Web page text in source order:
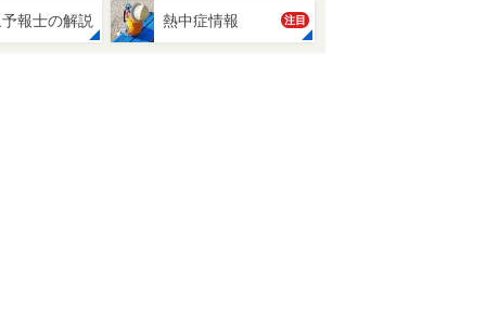
報士の解説 熱中症情報 注目